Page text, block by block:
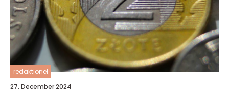
redaktionel
27. December 2024